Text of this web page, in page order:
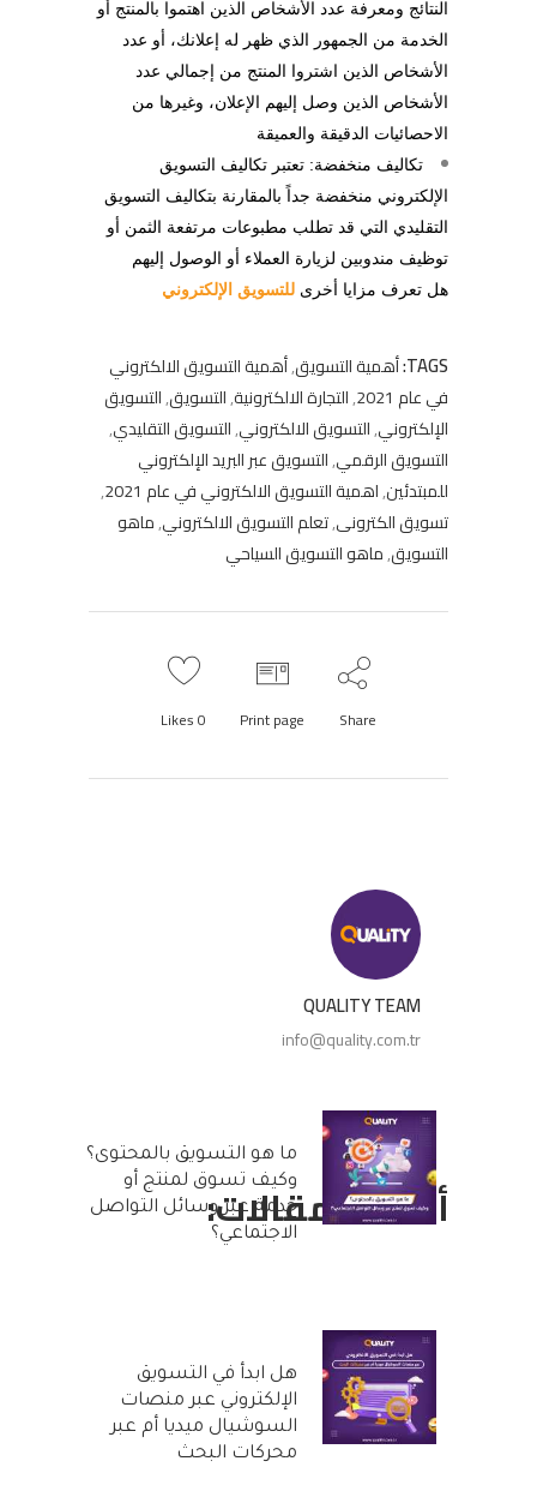
النتائج ومعرفة عدد الأشخاص الذين اهتموا بالمنتج أو
الخدمة من الجمهور الذي ظهر له إعلانك، أو عدد
الأشخاص الذين اشتروا المنتج من إجمالي عدد
الأشخاص الذين وصل إليهم الإعلان، وغيرها من
الاحصائيات الدقيقة والعميقة
تكاليف منخفضة: تعتبر تكاليف التسويق
الإلكتروني منخفضة جداً بالمقارنة بتكاليف التسويق
التقليدي التي قد تطلب مطبوعات مرتفعة الثمن أو
توظيف مندوبين لزيارة العملاء أو الوصول إليهم
هل تعرف مزايا أخرى للتسويق الإلكتروني
TAGS: أهمية التسويق,أهمية التسويق الالكتروني
في عام 2021
,التجارة الالكترونية,التسويق,التسويق
الإلكتروني,التسويق الالكتروني,التسويق التقليدي,
التسويق الرقمي,التسويق عبر البريد الإلكتروني
للمبتدئين,اهمية التسويق الالكتروني في عام 2021
,
تسويق الكترونى,تعلم التسويق الالكتروني,ماهو
التسويق,ماهو التسويق السياحي
Share
Print page
0
QUALITY TEAM
info@quality.com.tr
أحدث المقالات:
ما هو التسويق بالمحتوى؟
وكيف تسوق لمنتج أو
خدمة عبر وسائل التواصل
الاجتماعي؟
هل ابدأ في التسويق
الإلكتروني عبر منصات
السوشيال ميديا أم عبر
محركات البحث